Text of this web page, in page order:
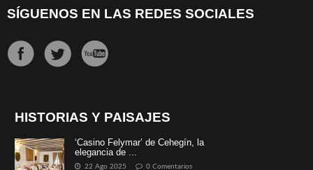
SÍGUENOS EN LAS REDES SOCIALES
HISTORIAS Y PAISAJES
‘Casino Felymar’ de Cehegín, la
elegancia de ...
22 Ago 2025 0 Comentarios